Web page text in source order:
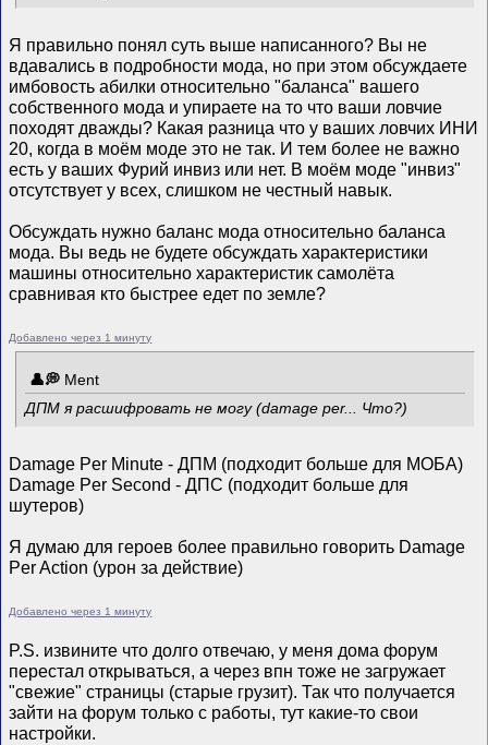
Я правильно понял суть выше написанного? Вы не
вдавались в подробности мода, но при этом обсуждаете
имбовость абилки относительно "баланса" вашего
собственного мода и упираете на то что ваши ловчие
походят дважды? Какая разница что у ваших ловчих ИНИ
20, когда в моём моде это не так. И тем более не важно
есть у ваших Фурий инвиз или нет. В моём моде "инвиз"
отсутствует у всех, слишком не честный навык.
Обсуждать нужно баланс мода относительно баланса
мода. Вы ведь не будете обсуждать характеристики
машины относительно характеристик самолёта
сравнивая кто быстрее едет по земле?
Добавлено через 1 минуту
Ment
ДПМ я расшифровать не могу (damage per... Что?)
Damage Per Minute - ДПМ (подходит больше для МОБА)
Damage Per Second - ДПС (подходит больше для
шутеров)
Я думаю для героев более правильно говорить Damage
Per Action (урон за действие)
Добавлено через 1 минуту
P.S. извините что долго отвечаю, у меня дома форум
перестал открываться, а через впн тоже не загружает
"свежие" страницы (старые грузит). Так что получается
зайти на форум только с работы, тут какие-то свои
настройки.